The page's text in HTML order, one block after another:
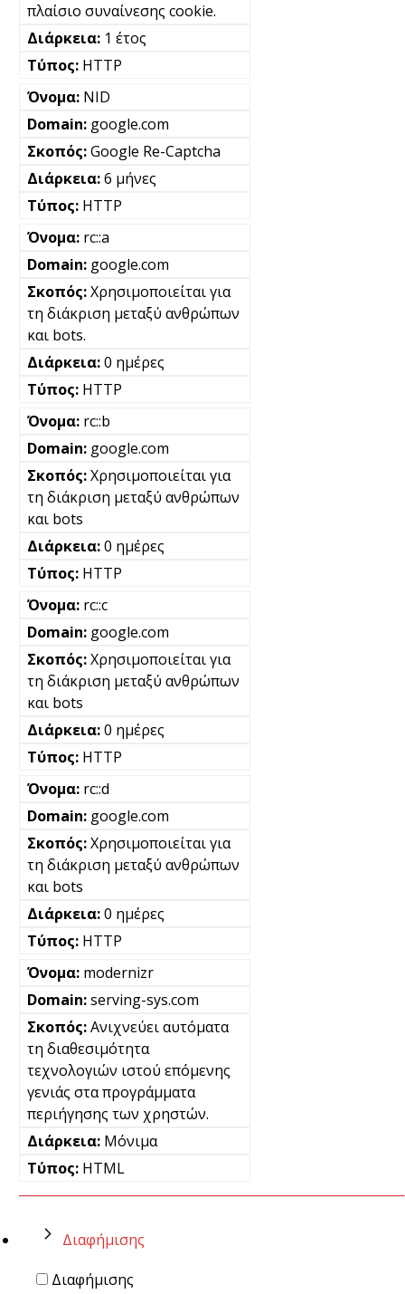
πλαίσιο συναίνεσης cookie.
1 έτος
HTTP
NID
google.com
Google Re-Captcha
6 μήνες
HTTP
rc::a
google.com
Χρησιμοποιείται για
τη διάκριση μεταξύ ανθρώπων
και bots.
0 ημέρες
HTTP
rc::b
google.com
Χρησιμοποιείται για
τη διάκριση μεταξύ ανθρώπων
και bots
0 ημέρες
HTTP
rc::c
google.com
Χρησιμοποιείται για
τη διάκριση μεταξύ ανθρώπων
και bots
0 ημέρες
HTTP
rc::d
google.com
Χρησιμοποιείται για
τη διάκριση μεταξύ ανθρώπων
και bots
0 ημέρες
HTTP
modernizr
serving-sys.com
Ανιχνεύει αυτόματα
τη διαθεσιμότητα
τεχνολογιών ιστού επόμενης
γενιάς στα προγράμματα
περιήγησης των χρηστών.
Μόνιμα
HTML
Διαφήμισης
Διαφήμισης